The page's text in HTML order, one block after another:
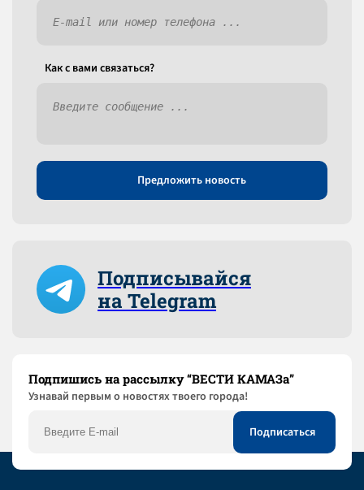
Как c вами связаться?
Предложить новость
Подписывайся
на Telegram
Подпишись на рассылку “ВЕСТИ КАМАЗа”
Узнaвай первым о новостях твоего города!